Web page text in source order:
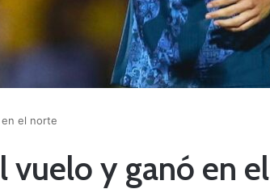
en el norte
vuelo y ganó en el